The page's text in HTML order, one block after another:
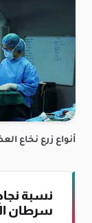
أنواع زرع نخاع
نسبة
سرطان